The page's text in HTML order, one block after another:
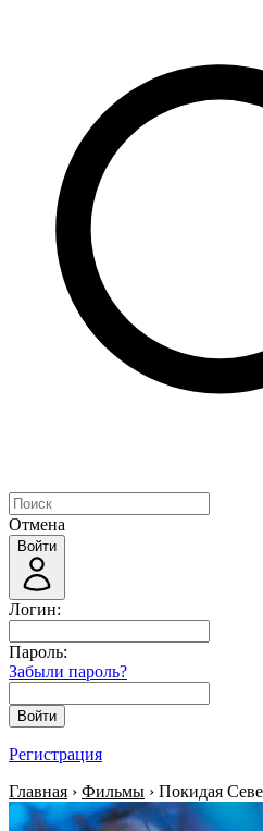
Отмена
Войти
Логин:
Пароль:
Забыли пароль?
Войти
Регистрация
Главная › Фильмы › Покидая